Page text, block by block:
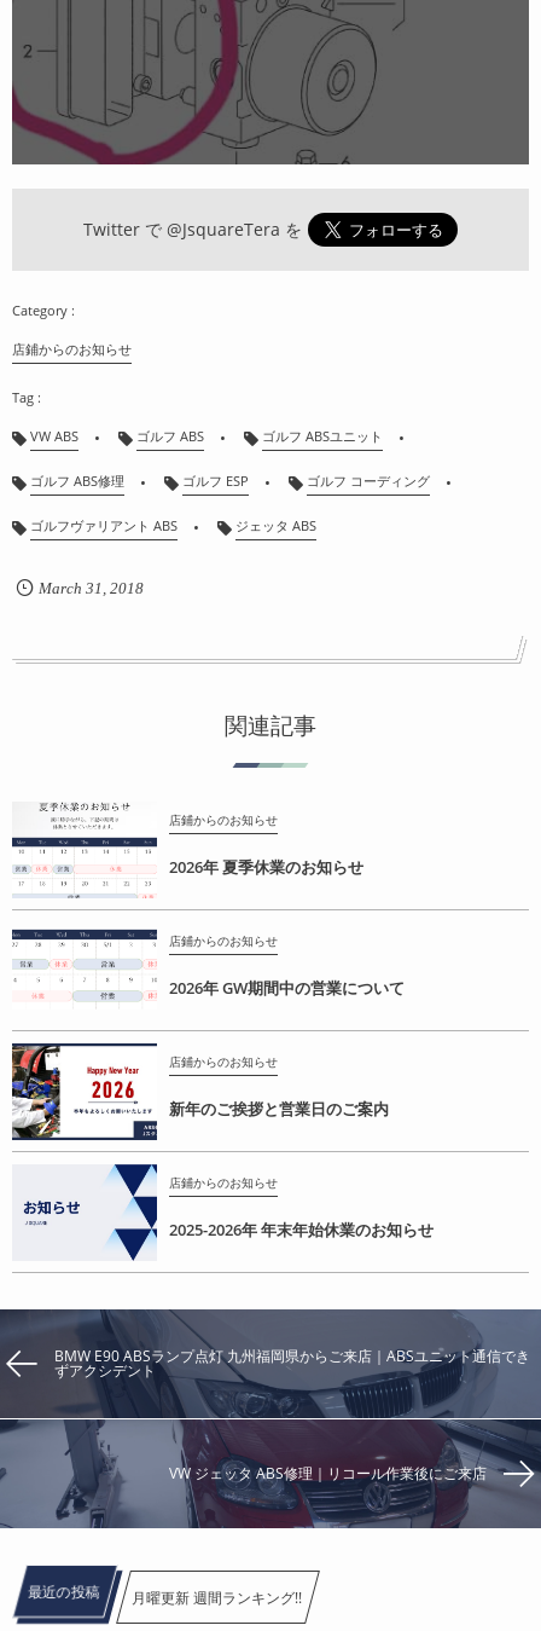
Twitter で @JsquareTera を
店鋪からのお知らせ
VW ABS ゴルフ ABS ゴルフ ABSユニット
ゴルフ ABS修理 ゴルフ ESP ゴルフ コーディング
ゴルフヴァリアント ABS ジェッタ ABS
March 31 , 2018
関連記事
店鋪からのお知らせ
2026年 夏季休業のお知らせ
店鋪からのお知らせ
2026年 GW期間中の営業について
店鋪からのお知らせ
新年のご挨拶と営業日のご案内
店鋪からのお知らせ
2025-2026年 年末年始休業のお知らせ
BMW E90 ABSランプ点灯 九州福岡県からご来店｜ABSユニット通信でき
ずアクシデント
VW ジェッタ ABS修理｜リコール作業後にご来店
最近の投稿 月曜更新 週間ランキング!!